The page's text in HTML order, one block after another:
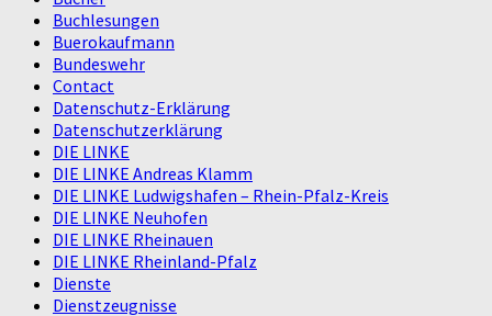
Buchlesungen
Buerokaufmann
Bundeswehr
Contact
Datenschutz-Erklärung
Datenschutzerklärung
DIE LINKE
DIE LINKE Andreas Klamm
DIE LINKE Ludwigshafen – Rhein-Pfalz-Kreis
DIE LINKE Neuhofen
DIE LINKE Rheinauen
DIE LINKE Rheinland-Pfalz
Dienste
Dienstzeugnisse